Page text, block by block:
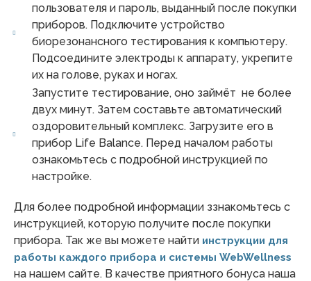
пользователя и пароль, выданный после покупки
приборов. Подключите устройство
биорезонансного тестирования к компьютеру.
Подсоедините электроды к аппарату, укрепите
их на голове, руках и ногах.
Запустите тестирование, оно займёт не более
двух минут. Затем составьте автоматический
оздоровительный комплекс. Загрузите его в
прибор Life Balance. Перед началом работы
ознакомьтесь с подробной инструкцией по
настройке.
Для более подробной информации ззнакомьтесь с
инструкцией, которую получите после покупки
прибора. Так же вы можете найти инструкции для
работы каждого прибора и системы WebWellness
на нашем сайте. В качестве приятного бонуса наша